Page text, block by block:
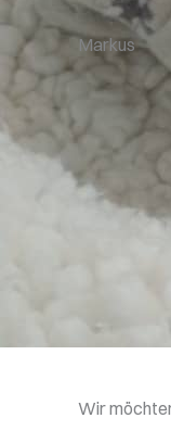
Markus
Wir